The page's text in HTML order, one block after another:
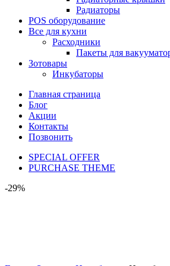
Радиаторы
POS оборудование
Все для кухни
Расходники
Пакеты для
Зотовары
Инкубаторы
Главная страница
Блог
Акции
Контакты
Позвонить
SPECIAL OFFER
PURCHASE THEME
-29%